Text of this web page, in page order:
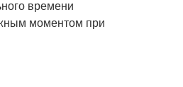
времени
моментом при